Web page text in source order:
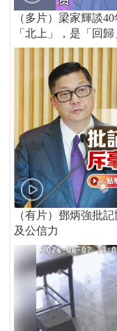
（多片）梁家輝談
「北上」，是「回歸
（有片）鄧炳強批
及公信力